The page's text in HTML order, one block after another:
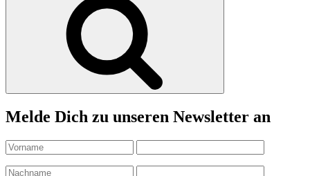
Melde Dich zu unseren Newsletter an